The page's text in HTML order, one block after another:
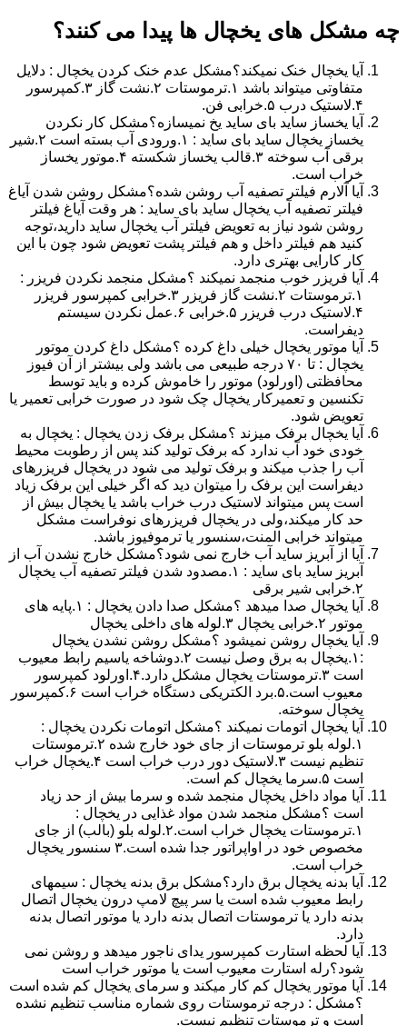
چه مشکل های یخچال ها پیدا می کنند؟
آیا یخچال خنک نمیکند؟مشکل عدم خنک کردن یخچال : دلایل
متفاوتی میتواند باشد ۱.ترموستات ۲.نشت گاز ۳.کمپرسور
۴.لاستیک درب ۵.خرابی فن.
آیا یخساز ساید بای ساید یخ نمیسازه؟مشکل کار نکردن
یخساز یخچال ساید بای ساید : ۱.ورودی آب بسته است ۲.شیر
برقی آب سوخته ۳.قالب یخساز شکسته ۴.موتور یخساز
خراب است.
آیا آلارم فیلتر تصفیه آب روشن شده؟مشکل روشن شدن آیاغ
فیلتر تصفیه آب یخچال ساید بای ساید : هر وقت آیاغ فیلتر
روشن شود نیاز به تعویض فیلتر آب یخچال ساید دارید،توجه
کنید هم فیلتر داخل و هم فیلتر پشت تعویض شود چون با این
کار کارایی بهتری دارد.
آیا فریزر خوب منجمد نمیکند ؟مشکل منجمد نکردن فریزر :
۱.ترموستات ۲.نشت گاز فریزر ۳.خرابی کمپرسور فریزر
۴.لاستیک درب فریزر ۵.خرابی ۶.عمل نکردن سیستم
دیفراست.
آیا موتور یخچال خیلی داغ کرده ؟مشکل داغ کردن موتور
یخچال : تا ۷۰ درجه طبیعی می باشد ولی بیشتر از آن فیوز
محافظتی (اورلود) موتور را خاموش کرده و باید توسط
تکنسین و تعمیرکار یخچال چک شود در صورت خرابی تعمیر یا
تعویض شود.
آیا یخچال برفک میزند ؟مشکل برفک زدن یخچال : یخچال به
خودی خود آب ندارد که برفک تولید کند پس از رطوبت محیط
آب را جذب میکند و برفک تولید می شود در یخچال فریزرهای
دیفراست این برفک را میتوان دید که اگر خیلی این برفک زیاد
است پس میتواند لاستیک درب خراب باشد یا یخچال بیش از
حد کار میکند،ولی در یخچال فریزرهای نوفراست مشکل
میتواند خرابی المنت،سنسور یا ترموفیوز باشد.
آیا از آبریز ساید آب خارج نمی شود؟مشکل خارج نشدن آب از
آبریز ساید بای ساید : ۱.مصدود شدن فیلتر تصفیه آب یخچال
۲.خرابی شیر برقی
آیا یخچال صدا میدهد ؟مشکل صدا دادن یخچال : ۱.پایه های
موتور ۲.خرابی یخچال ۳.لوله های داخلی یخچال
آیا یخچال روشن نمیشود ؟مشکل روشن نشدن یخچال
:۱.یخچال به برق وصل نیست ۲.دوشاخه یاسیم رابط معیوب
است ۳.ترموستات یخچال مشکل دارد.۴.اورلود کمپرسور
معیوب است.۵.برد الکتریکی دستگاه خراب است ۶.کمپرسور
یخچال سوخته.
آیا یخچال اتومات نمیکند ؟مشکل اتومات نکردن یخچال :
۱.لوله بلو ترموستات از جای خود خارج شده ۲.ترموستات
تنظیم نیست ۳.لاستیک دور درب خراب است ۴.یخچال خراب
است ۵.سرما یخچال کم است.
آیا مواد داخل یخچال منجمد شده و سرما بیش از حد زیاد
است ؟مشکل منجمد شدن مواد غذایی در یخچال :
۱.ترموستات یخچال خراب است.۲.لوله بلو (بالب) از جای
مخصوص خود در اواپراتور جدا شده است.۳ سنسور یخچال
خراب است.
آیا بدنه یخچال برق دارد؟مشکل برق بدنه یخچال : سیمهای
رابط معیوب شده است یا سر پیچ لامپ درون یخچال اتصال
بدنه دارد یا ترموستات اتصال بدنه دارد یا موتور اتصال بدنه
دارد.
آیا لحظه استارت کمپرسور یدای ناجور میدهد و روشن نمی
شود؟رله استارت معیوب است یا موتور خراب است
آیا موتور یخچال کم کار میکند و سرمای یخچال کم شده است
؟مشکل : درجه ترموستات روی شماره مناسب تنظیم نشده
است و ترموستات تنظیم نیست.